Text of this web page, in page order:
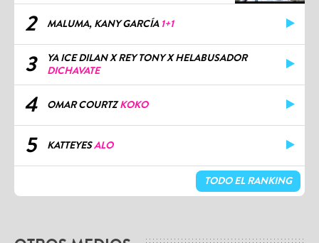
2 MALUMA, KANY GARCÍA 1+1
3
YA ICE DILAN X REY TONY X HELABUSADOR
DICHAVATE
4 OMAR COURTZKOKO
5 KATTEYESALO
TODO EL RANKING